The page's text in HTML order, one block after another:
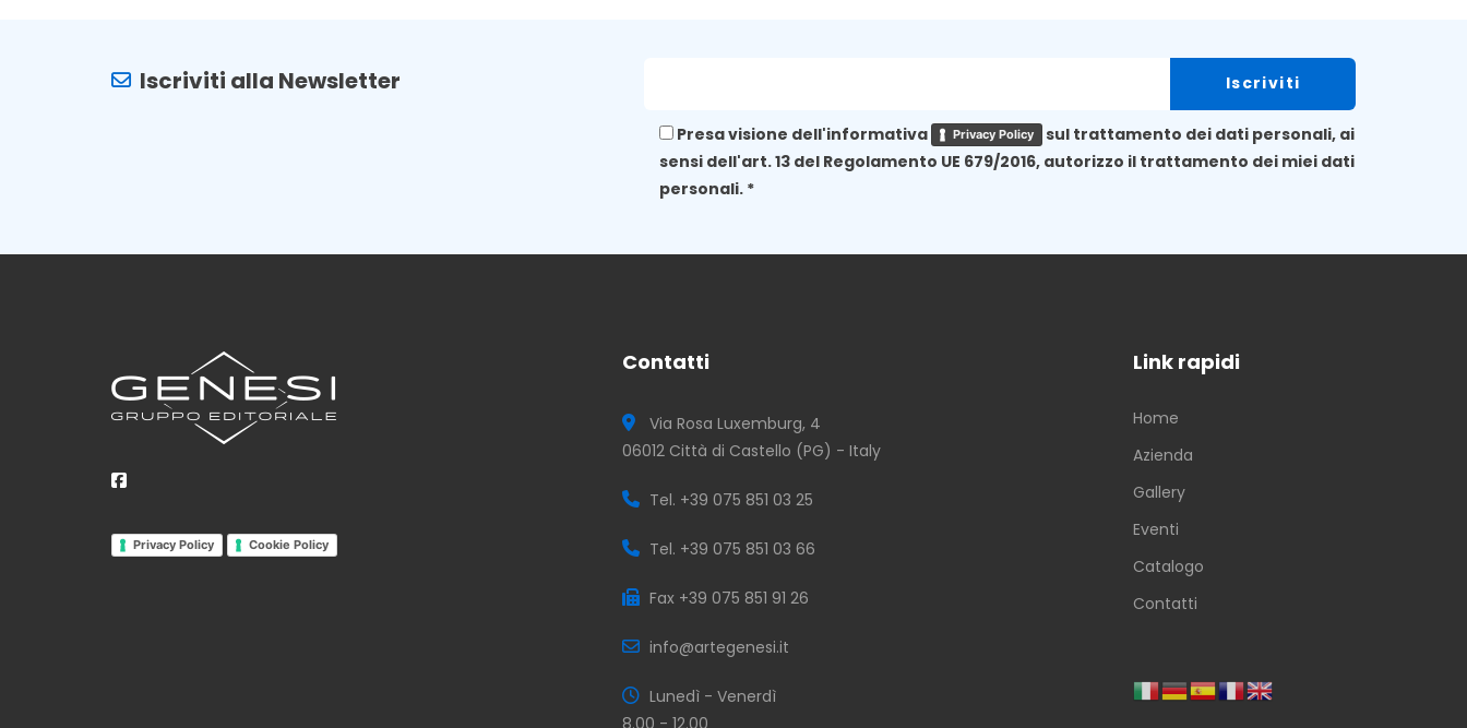
Iscriviti alla Newsletter
Presa visione dell'informativa Privacy Policy
sul trattamento dei dati personali, ai
sensi dell'art. 13 del Regolamento UE 679/2016, autorizzo il trattamento dei miei dati
personali. *
Privacy Policy Cookie Policy
Contatti
Via Rosa Luxemburg, 4
06012 Città di Castello (PG) - Italy
Tel. +39 075 851 03 25
Tel. +39 075 851 03 66
Fax +39 075 851 91 26
info@artegenesi.it
Lunedì - Venerdì
8.00 - 12.00
Link rapidi
Home
Azienda
Gallery
Eventi
Catalogo
Contatti